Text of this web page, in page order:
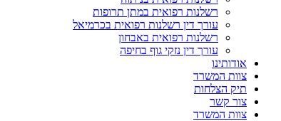
רשלנות רפואית במתן תרופות
עורך דין רשלנות רפואית בכרמיאל
רשלנות רפואית באבחון
עורך דין נזקי גוף בחיפה
אודותינו
צוות המשרד
תיק הצלחות
צור קשר
צוות המשרד